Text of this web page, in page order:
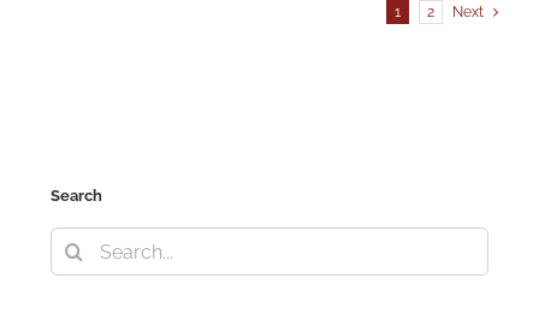
1 2 Next
Search
Search
for: